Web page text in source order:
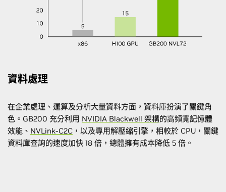
資料處理
在企業處理、運算及分析大量資料方面，資料庫扮演了關鍵角
色。GB200 充分利用 NVIDIA Blackwell 架構的高頻寬記憶體
效能、 NVLink-C2C ，以及專用解壓縮引擎，相較於 CPU，關鍵
資料庫查詢的速度加快 18 倍，總體擁有成本降低 5 倍。